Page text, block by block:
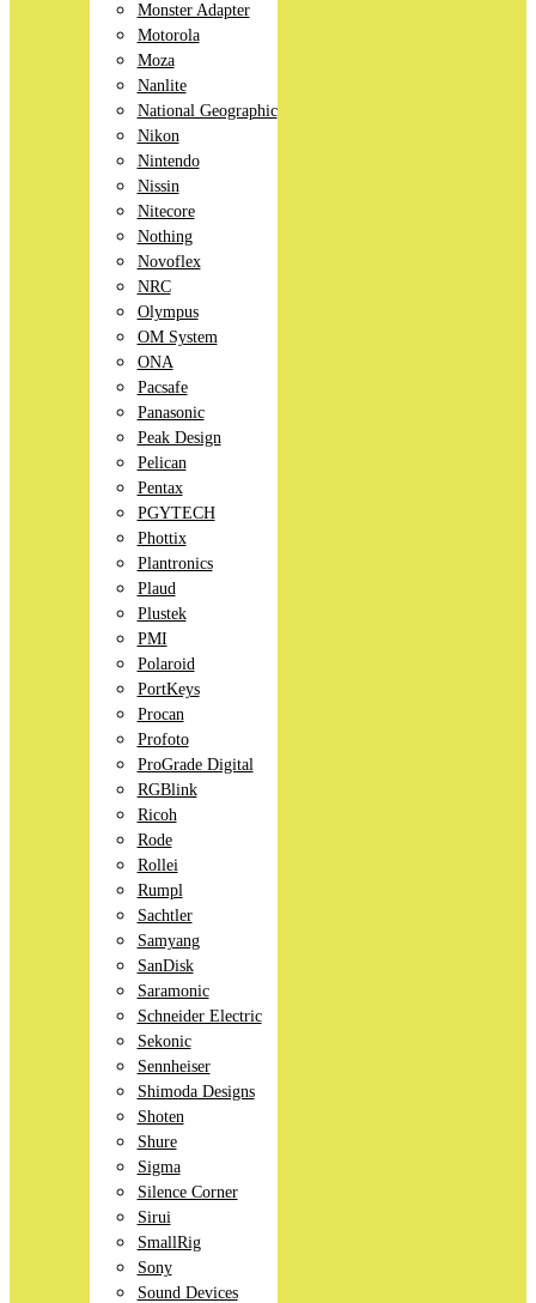
Monster Adapter
Motorola
Moza
Nanlite
National Geographic
Nikon
Nintendo
Nissin
Nitecore
Nothing
Novoflex
NRC
Olympus
OM System
ONA
Pacsafe
Panasonic
Peak Design
Pelican
Pentax
PGYTECH
Phottix
Plantronics
Plaud
Plustek
PMI
Polaroid
PortKeys
Procan
Profoto
ProGrade Digital
RGBlink
Ricoh
Rode
Rollei
Rumpl
Sachtler
Samyang
SanDisk
Saramonic
Schneider Electric
Sekonic
Sennheiser
Shimoda Designs
Shoten
Shure
Sigma
Silence Corner
Sirui
SmallRig
Sony
Sound Devices